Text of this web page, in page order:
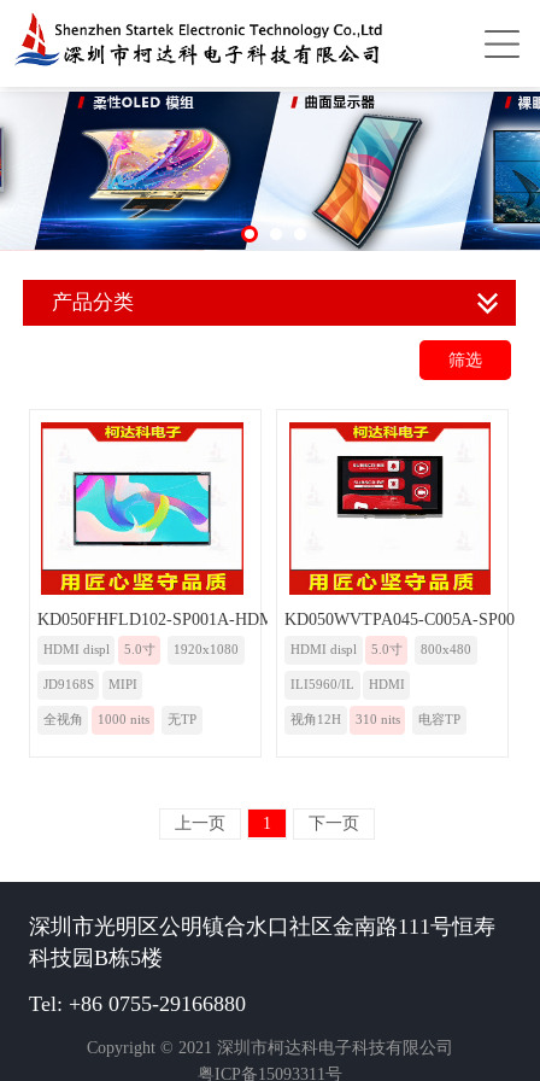
产品分类
筛选
KD050FHFLD102-SP001A-HDMI
HDMI displ 5.0寸 1920x1080
JD9168S MIPI
全视角 1000 nits 无TP
KD050WVTPA045-C005A-
HDMI displ 5.0寸 800x480
ILI5960/IL HDMI
视角12H 310 nits 电容TP
上一页 1 下一页
深圳市光明区公明镇合水口社区金南路111号恒寿
科技园B栋5楼
Tel: +86 0755-29166880
Copyright © 2021 深圳市柯达科电子科技有限公司
粤ICP备15093311号